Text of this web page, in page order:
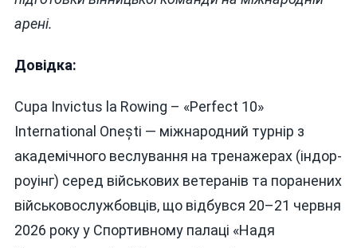
арені.
Довідка:
Cupa Invictus la Rowing – «Perfect 10»
International Onești — міжнародний турнір з
академічного веслування на тренажерах (індор-
роуінг) серед військових ветеранів та поранених
військовослужбовців, що відбувся 20–21 червня
2026 року у Спортивному палаці «Надя